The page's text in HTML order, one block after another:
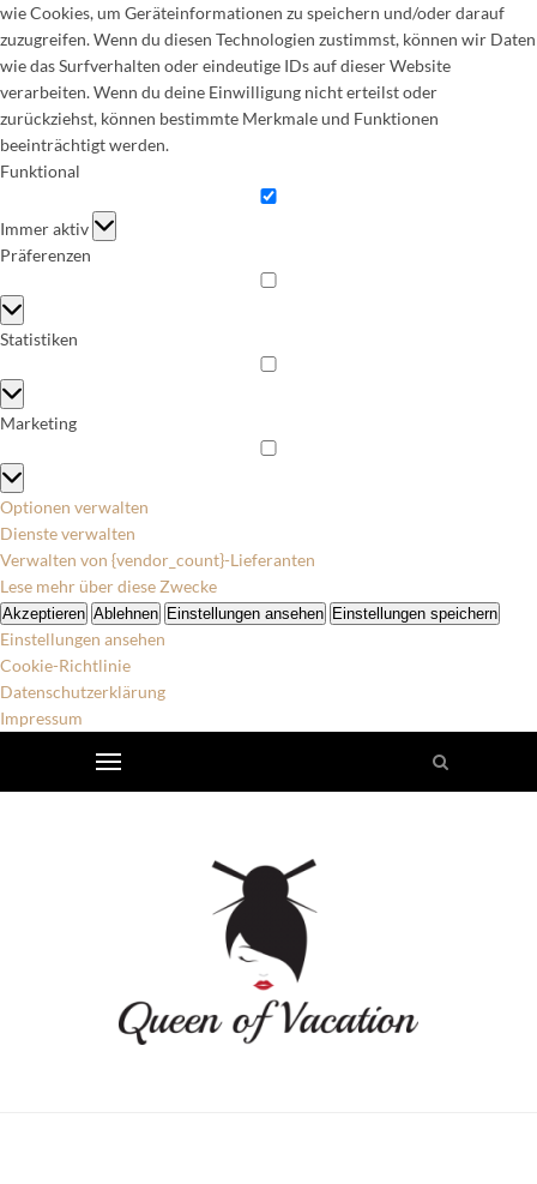
wie Cookies, um Geräteinformationen zu speichern und/oder darauf
zuzugreifen. Wenn du diesen Technologien zustimmst, können wir Daten
wie das Surfverhalten oder eindeutige IDs auf dieser Website
verarbeiten. Wenn du deine Einwilligung nicht erteilst oder
zurückziehst, können bestimmte Merkmale und Funktionen
beeinträchtigt werden.
Funktional
Funktional
Immer aktiv
Präferenzen
Präferenzen
Statistiken
Statistiken
Marketing
Marketing
Optionen verwalten
Dienste verwalten
Verwalten von {vendor_count}-Lieferanten
Lese mehr über diese Zwecke
Akzeptieren Ablehnen Einstellungen ansehen Einstellungen speichern
Einstellungen ansehen
Cookie-Richtlinie
Datenschutzerklärung
Impressum